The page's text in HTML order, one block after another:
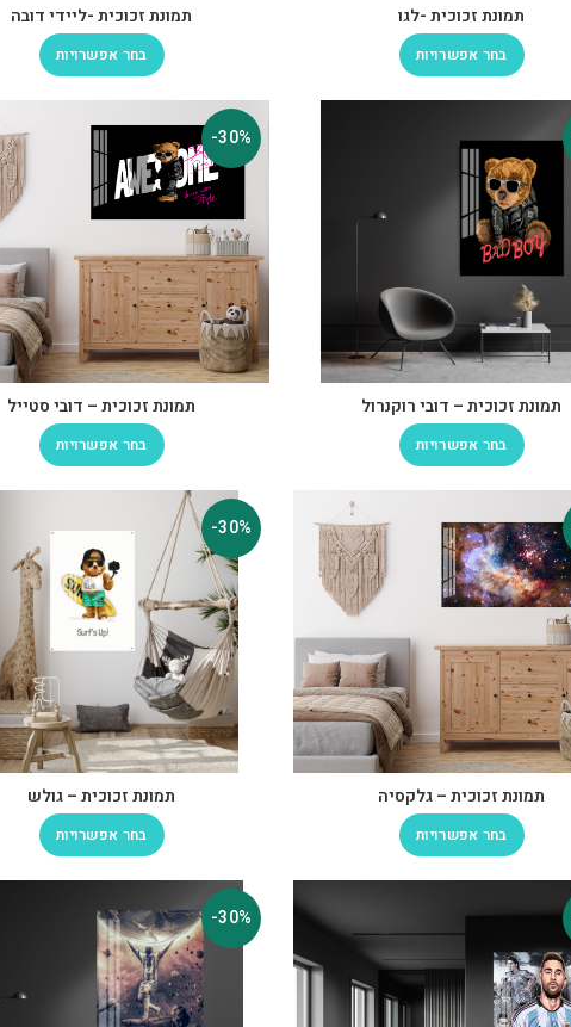
תמונת זכוכית -לגו
בחר אפשרויות
תמונת זכוכית -ליידי דובה
בחר אפשרויות
תמונת זכוכית – דובי רוקנרול
בחר אפשרויות
-30%
תמונת זכוכית – דובי סטייל
בחר אפשרויות
תמונת זכוכית – גלקסיה
בחר אפשרויות
-30%
תמונת זכוכית – גולש
בחר אפשרויות
-30%